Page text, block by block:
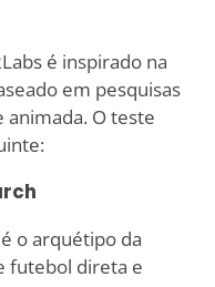
é inspirado na
em pesquisas
animada. O teste
o arquétipo da
futebol direta e